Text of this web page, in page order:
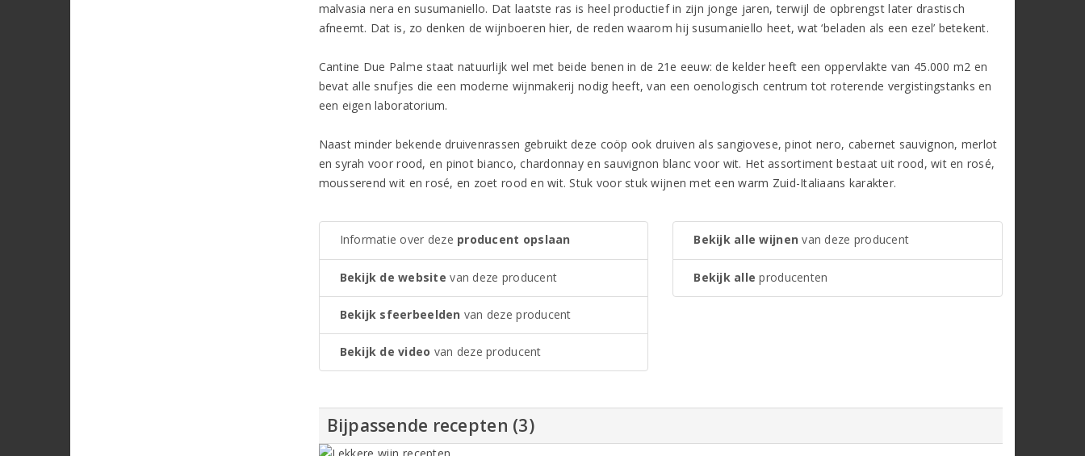
malvasia nera en susumaniello. Dat laatste ras is heel productief in zijn jonge jaren, terwijl de opbrengst later drastisch
afneemt. Dat is, zo denken de wijnboeren hier, de reden waarom hij susumaniello heet, wat ‘beladen als een ezel’ betekent.
Cantine Due Palme staat natuurlijk wel met beide benen in de 21e eeuw: de kelder heeft een oppervlakte van 45.000 m2 en
bevat alle snufjes die een moderne wijnmakerij nodig heeft, van een oenologisch centrum tot roterende vergistingstanks en
een eigen laboratorium.
Naast minder bekende druivenrassen gebruikt deze coöp ook druiven als sangiovese, pinot nero, cabernet sauvignon, merlot
en syrah voor rood, en pinot bianco, chardonnay en sauvignon blanc voor wit. Het assortiment bestaat uit rood, wit en rosé,
mousserend wit en rosé, en zoet rood en wit. Stuk voor stuk wijnen met een warm Zuid-Italiaans karakter.
Informatie over deze producent opslaan
Bekijk de website van deze producent
Bekijk sfeerbeelden van deze producent
Bekijk de video van deze producent
Bekijk alle wijnen van deze producent
Bekijk alle producenten
Bijpassende recepten (3)